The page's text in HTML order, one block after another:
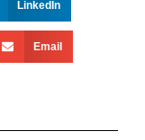
LinkedIn
Email